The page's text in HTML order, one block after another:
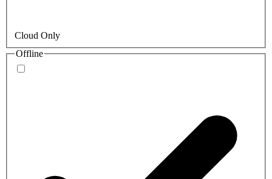
Cloud Only
Offline